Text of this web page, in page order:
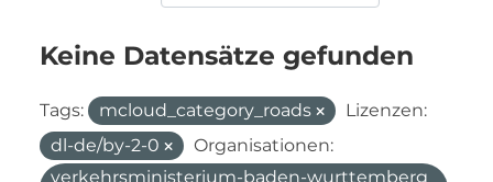
Keine Datensätze gefunden
Tags: mcloud_category_roads
Lizenzen:
dl-de/by-2-0
Organisationen:
verkehrsministerium-baden-wurttemberg